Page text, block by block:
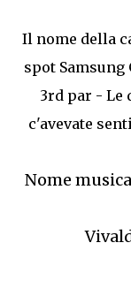
Il nome della
spot Samsung
3rd par - Le
c'avevate
Nome